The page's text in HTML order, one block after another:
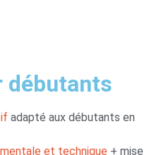
débutants
adapté aux débutants en
et technique + mise